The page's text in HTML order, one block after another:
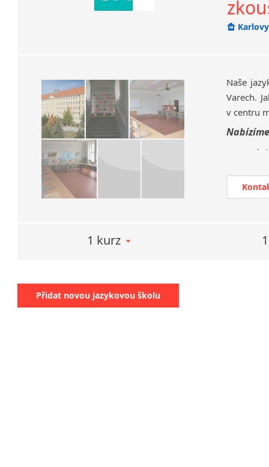
Hodonín
Sedlčany
Tišnov
Vysoká nad Labem
Naše
Varech.
v centru
1 kurz
Přidat novou jazykovou školu